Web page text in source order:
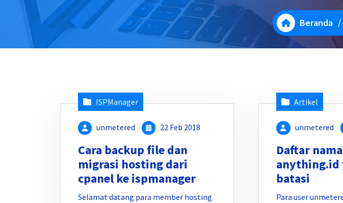
Beranda /
ISPManager
unmetered 22 Feb 2018
Cara backup file dan
migrasi hosting dari
cpanel ke ispmanager
Selamat datang para member hosting
Artikel
unmetered
Daftar
anything.id
batasi
Para user